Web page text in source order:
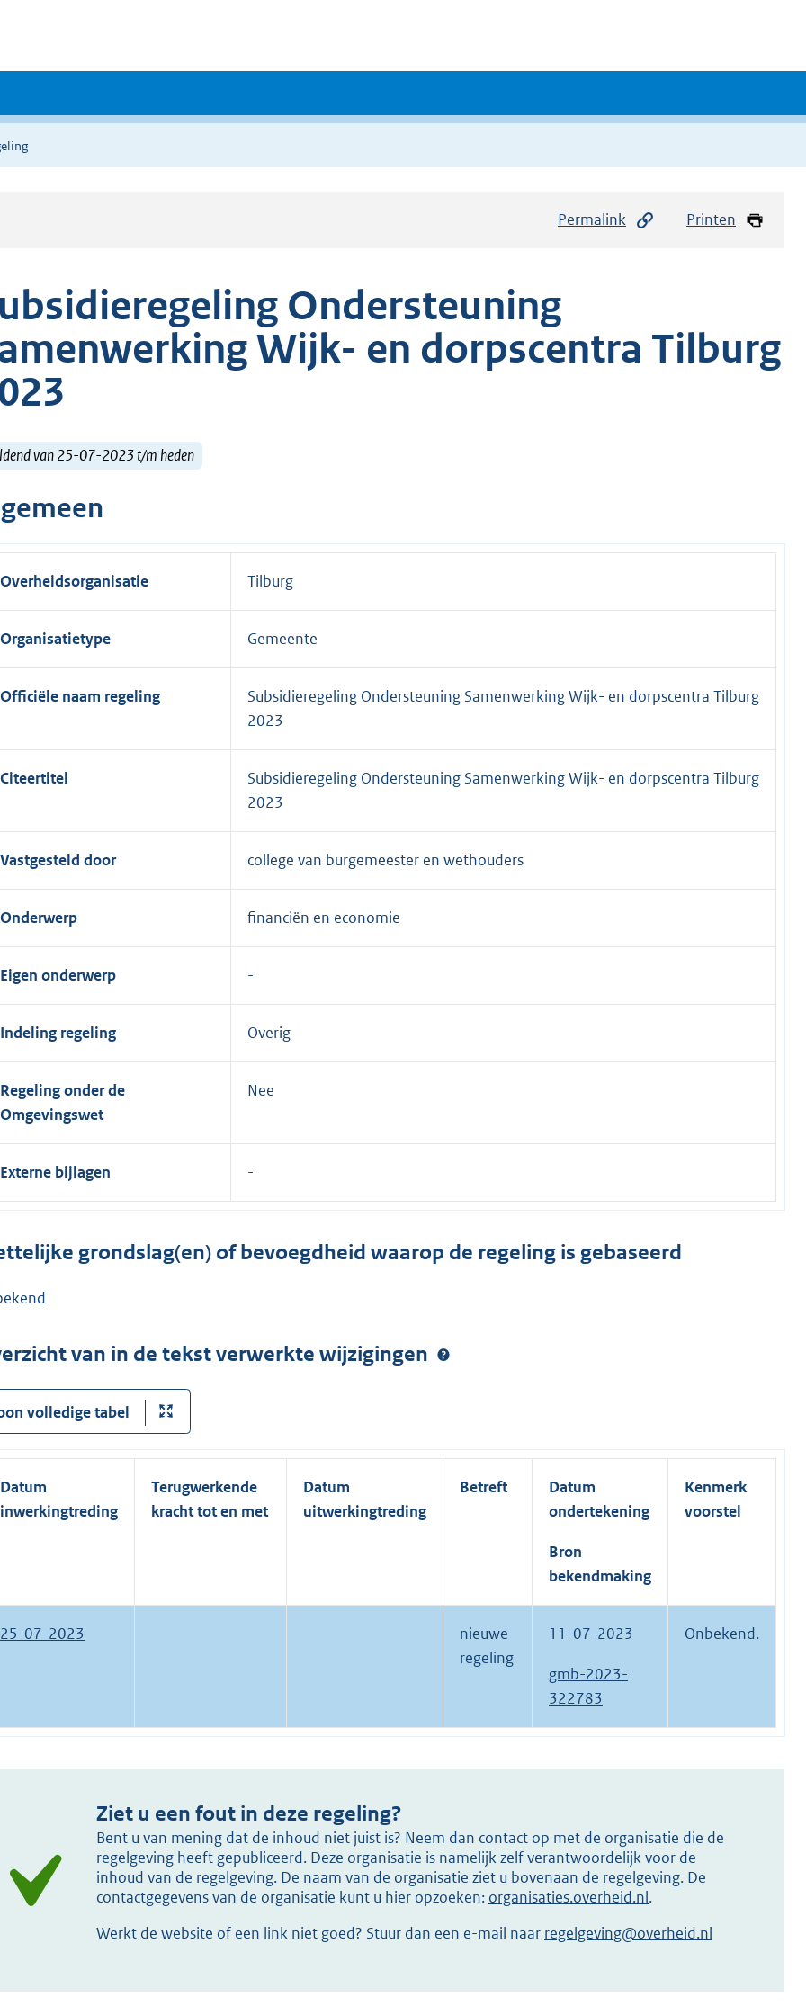
Permalink Printen
Ondersteuning
Wijk- en dorpscentra Tilburg
van 25-07-2023 t/m heden
Overheidsorganisatie Tilburg
Organisatietype Gemeente
Officiële naam regeling
Subsidieregeling Ondersteuning Samenwerking Wijk- en dorpscentra Tilburg
2023
Citeertitel
Subsidieregeling Ondersteuning Samenwerking Wijk- en dorpscentra Tilburg
2023
Vastgesteld door college van burgemeester en wethouders
Onderwerp financiën en economie
Eigen onderwerp
Indeling regeling Overig
Regeling onder de
Omgevingswet
Nee
Externe bijlagen
grondslag(en) of bevoegdheid waarop de regeling is gebaseerd
van in de tekst verwerkte wijzigingen
volledige tabel
Datum
inwerkingtreding
Terugwerkende
kracht tot en met
Datum
uitwerkingtreding
Betreft
Datum
ondertekening
Bron
bekendmaking
Kenmerk
voorstel
25-07-2023
nieuwe
regeling
11-07-2023
gmb-2023-
322783
Onbekend.
Ziet u een fout in deze regeling?
Bent u van mening dat de inhoud niet juist is? Neem dan contact op met de organisatie die de
regelgeving heeft gepubliceerd. Deze organisatie is namelijk zelf verantwoordelijk voor de
inhoud van de regelgeving. De naam van de organisatie ziet u bovenaan de regelgeving. De
contactgegevens van de organisatie kunt u hier opzoeken: organisaties.overheid.nl.
Werkt de website of een link niet goed? Stuur dan een e-mail naar regelgeving@overheid.nl